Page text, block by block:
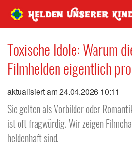
Toxische Idole: Warum
Filmhelden eigentlich
aktualisiert am 24.04.2026 10:11
Sie gelten als Vorbilder oder
ist oft fragwürdig. Wir zeigen
heldenhaft sind.